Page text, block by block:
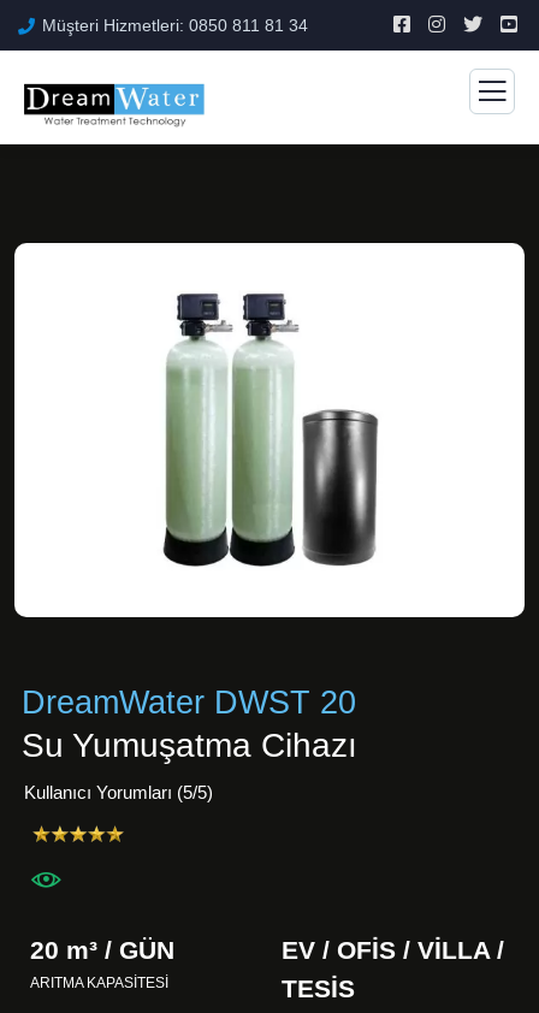
Müşteri Hizmetleri: 0850 811 81 34
DreamWater DWST 20
Su Yumuşatma Cihazı
Kullanıcı Yorumları (5/5)
20 m³ / GÜN
ARITMA KAPASİTESİ
EV / OFİS / VİLLA /
TESİS